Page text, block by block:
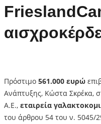
Πρόστιμο 561.000 ευρώ
Ανάπτυξης, Κώστα
Α.Ε., εταιρεία
του άρθρου 54 του ν. 5045/